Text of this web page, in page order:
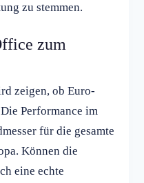
zu stemmen.
zum
zeigen, ob Euro-
Performance im
für die gesamte
Können die
eine echte